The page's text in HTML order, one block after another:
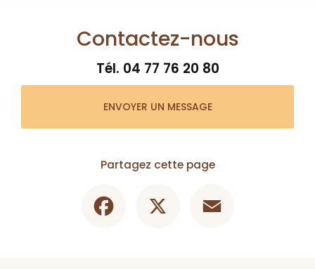
Contactez-nous
Tél. 04 77 76 20 80
ENVOYER UN MESSAGE
Partagez cette page